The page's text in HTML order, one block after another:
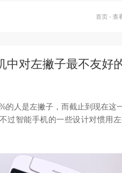
首页 - 查
中对左撇子最不友好
的人是左撇子，而截止到现在这
过智能手机的一些设计对惯用